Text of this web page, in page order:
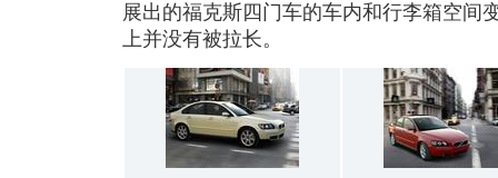
展出的福克斯四门车的车内和行李箱空间
上并没有被拉长。